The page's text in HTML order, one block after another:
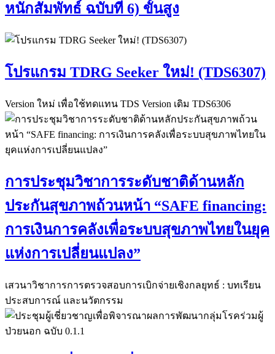
หนักสัมพัทธ์ ฉบับที่ 6) ขั้นสูง
โปรแกรม TDRG Seeker ใหม่! (TDS6307)
Version ใหม่ เพื่อใช้ทดแทน TDS Version เดิม TDS6306
การประชุมวิชาการระดับชาติด้านหลัก
ประกันสุขภาพถ้วนหน้า “SAFE financing:
การเงินการคลังเพื่อระบบสุขภาพไทยในยุค
แห่งการเปลี่ยนแปลง”
เสวนาวิชาการการตรวจสอบการเบิกจ่ายเชิงกลยุทธ์ : บทเรียน
ประสบการณ์ และนวัตกรรม